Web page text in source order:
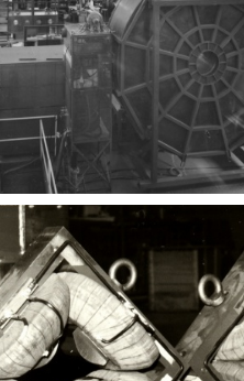
Radiofrequenza